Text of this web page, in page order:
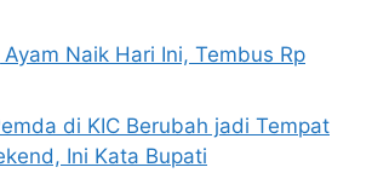
Naik Hari Ini, Tembus Rp
di KIC Berubah jadi Tempat
Ini Kata Bupati